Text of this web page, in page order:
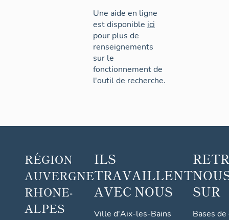
Une aide en ligne
est disponible ici
pour plus de
renseignements
sur le
fonctionnement de
l'outil de recherche.
RÉGION
AUVERGNE
RHONE-
ALPES
ILS
TRAVAILLENT
AVEC NOUS
Ville d'Aix-les-Bains
SUR
Bases